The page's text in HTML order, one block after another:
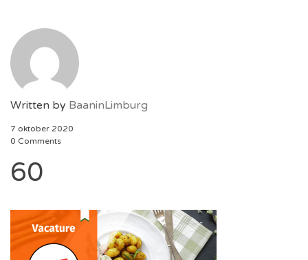
Written by BaaninLimburg
7 oktober 2020
0 Comments
60